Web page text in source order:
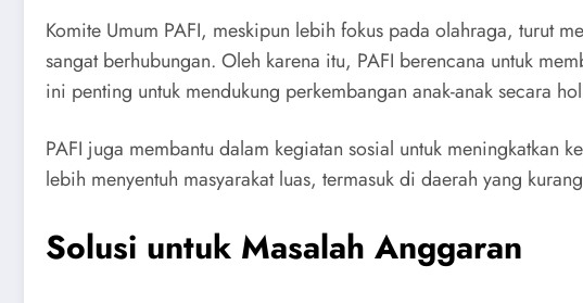
Komite Umum PAFI, meskipun lebih fokus pada olahraga, turut
sangat berhubungan. Oleh karena itu, PAFI berencana untuk
ini penting untuk mendukung perkembangan anak-anak secara
PAFI juga membantu dalam kegiatan sosial untuk
lebih menyentuh masyarakat luas, termasuk di daerah yang
Solusi untuk Masalah Anggaran